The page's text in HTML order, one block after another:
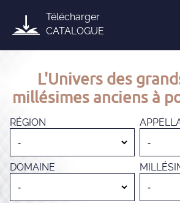
Télécharger
CATALOGUE
L'Univers des
millésimes anciens à
RÉGION
DOMAINE